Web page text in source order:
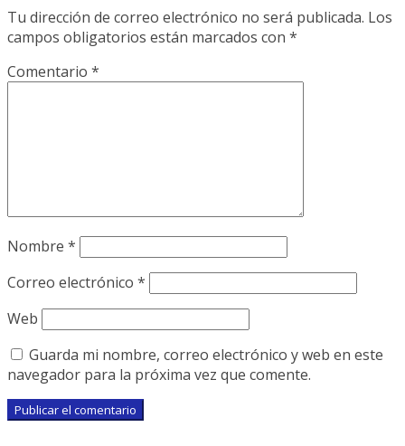
Tu dirección de correo electrónico no será publicada. Los
campos obligatorios están marcados con *
Comentario *
Nombre *
Correo electrónico *
Web
Guarda mi nombre, correo electrónico y web en este
navegador para la próxima vez que comente.